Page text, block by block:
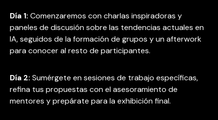
Día 1: Comenzaremos con charlas inspiradoras y
paneles de discusión sobre las tendencias actuales en
IA, seguidos de la formación de grupos y un afterwork
para conocer al resto de participantes.
Día 2: Sumérgete en sesiones de trabajo específicas,
refina tus propuestas con el asesoramiento de
mentores y prepárate para la exhibición final.